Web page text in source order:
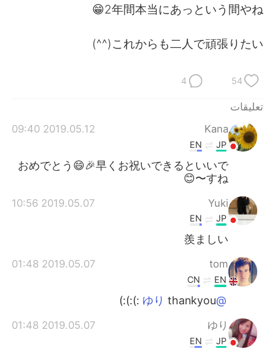
한국어
ไทย
Português
2年間本当にあっという間やね😁
これからも二人で頑張りたい(^^)
54
4
تعليقات
Kana
2019.05.12 09:40
JP
EN
おめでとう😄🎉早くお祝いできるといいで
すね〜😊
Yuki
2019.05.07 10:56
JP
EN
羨ましい
tom
2019.05.07 01:48
EN
CN
@ゆり
thankyou :):):)
ゆり
2019.05.07 01:48
JP
EN